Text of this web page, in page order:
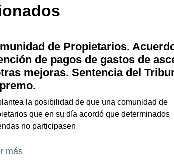
de Propietarios.
de pagos de gastos de
mejoras. Sentencia del
la posibilidad de que una comunidad de
que en su día acordó que determinados
no participasen
más